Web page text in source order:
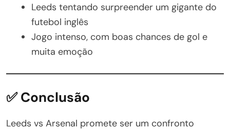
Leeds tentando surpreender um gigante do
futebol inglês
Jogo intenso, com boas chances de gol e
muita emoção
✅ Conclusão
Leeds vs Arsenal promete ser um confronto